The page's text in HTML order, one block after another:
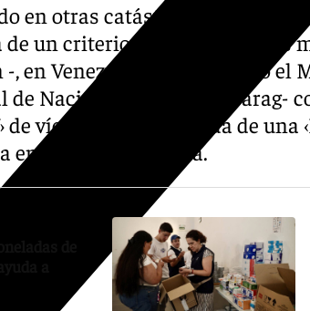
en otras catástrofes como la
de un criterio unificado con las
-, en Venezuela han utilizado el
de Naciones Unidas -Insarag-
de víctima, acompañada de una
encontrado con vida.
de
a